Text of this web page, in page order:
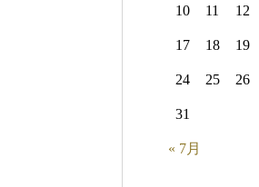
« 7月
10 11 12
17 18 19
24 25 26
31